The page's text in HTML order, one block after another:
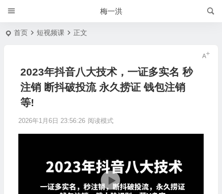
梅一洪
首页 短视频课 正文
2023年抖音八大技术，一证多实名 秒
注销 断抖破投流 永久捞证 钱包注销
等!
2026年1月6日 23:56:26 阅读模式